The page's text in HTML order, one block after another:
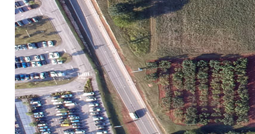
Institut za
usluga usklađena
vrijednog
navedenom ovaj
čestica, s
CJENIK USLUGA
Za sve dodatne informacije ili stručne savjete
408 333 ili nam možete poslati upit putem e-mail-